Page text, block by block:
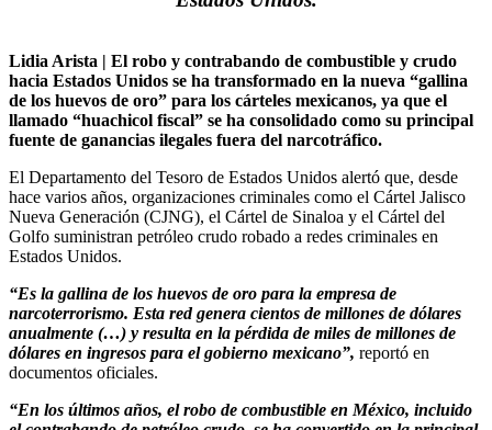
Lidia Arista | El robo y contrabando de combustible y crudo
hacia Estados Unidos se ha transformado en la nueva “gallina
de los huevos de oro” para los cárteles mexicanos, ya que el
llamado “huachicol fiscal” se ha consolidado como su principal
fuente de ganancias ilegales fuera del narcotráfico.
El Departamento del Tesoro de Estados Unidos alertó que, desde
hace varios años, organizaciones criminales como el Cártel Jalisco
Nueva Generación (CJNG), el Cártel de Sinaloa y el Cártel del
Golfo suministran petróleo crudo robado a redes criminales en
Estados Unidos.
“Es la gallina de los huevos de oro para la empresa de
narcoterrorismo. Esta red genera cientos de millones de dólares
anualmente (…) y resulta en la pérdida de miles de millones de
dólares en ingresos para el gobierno mexicano”, reportó en
documentos oficiales.
“En los últimos años, el robo de combustible en México, incluido